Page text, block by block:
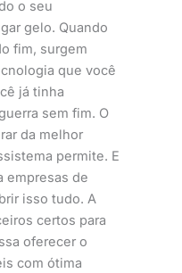
o seu
gelo. Quando
fim, surgem
que você
já tinha
sem fim. O
da melhor
permite. E
empresas de
isso tudo. A
certos para
oferecer o
com ótima